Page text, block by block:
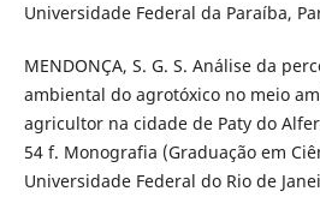
Universidade Federal da Paraíba,
MENDONÇA, S. G. S. Análise da
ambiental do agrotóxico no meio
agricultor na cidade de Paty do
54 f. Monografia (Graduação em
Universidade Federal do Rio de